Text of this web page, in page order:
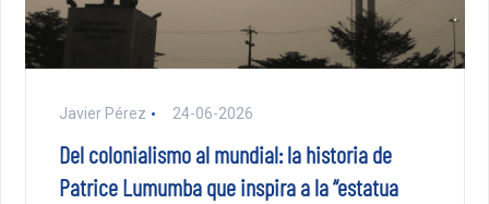
Javier Pérez 24-06-2026
Del colonialismo al mundial: la historia de
Patrice Lumumba que inspira a la “estatua